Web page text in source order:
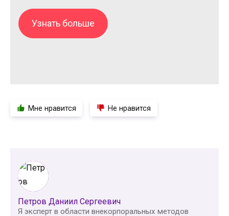
Узнать больше
Мне нравится Не нравится
Петров Даниил Сергеевич
Я эксперт в области внекорпоральных методов